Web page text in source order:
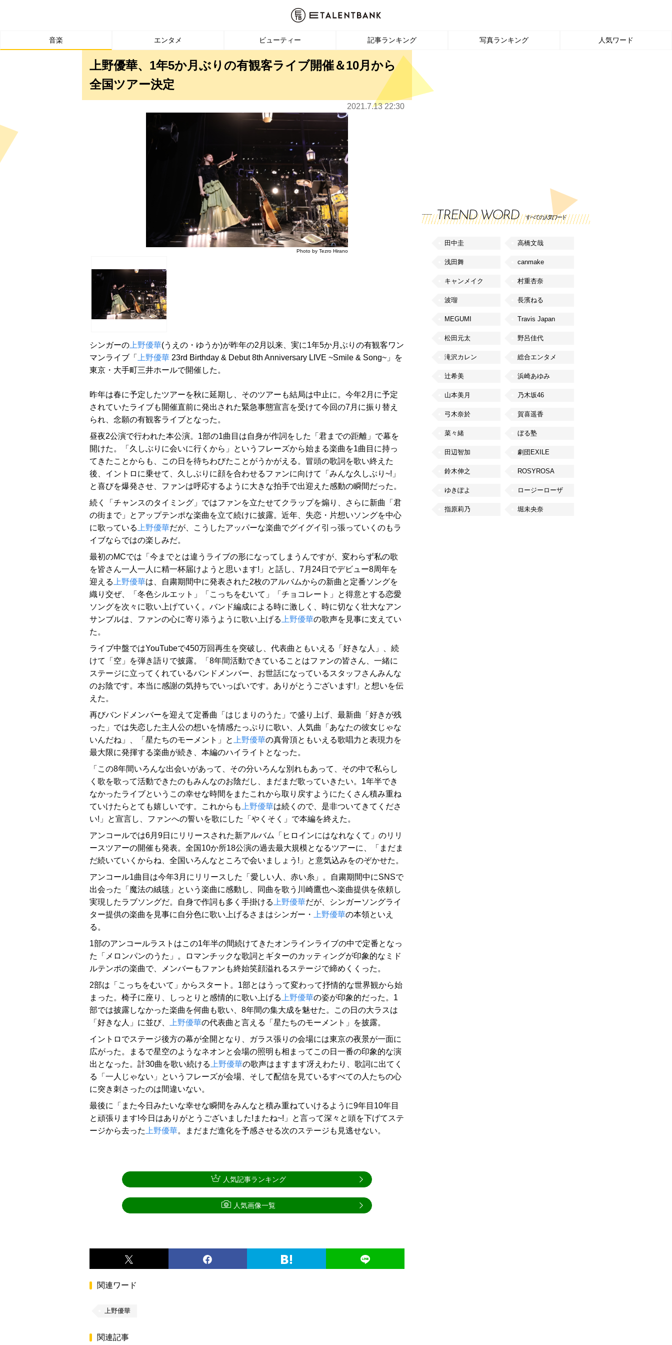
音楽 エンタメ ビューティー 記事ランキング 写真ランキング 人気ワード
上野優華、1年5か月ぶりの有観客ライブ開催＆10月から
全国ツアー決定
2021.7.13 22:30
Photo by Tezro Hirano
シンガーの 上野優華(うえの・ゆうか)が昨年の2月以来、実に1年5か月ぶりの有観客ワン
マンライブ「
上野優華 23rd Birthday & Debut 8th Anniversary LIVE ~Smile & Song~」を
東京・大手町三井ホールで開催した。
昨年は春に予定したツアーを秋に延期し、そのツアーも結局は中止に。今年2月に予定
されていたライブも開催直前に発出された緊急事態宣言を受けて今回の7月に振り替え
られ、念願の有観客ライブとなった。
昼夜2公演で行われた本公演。1部の1曲目は自身が作詞をした「君までの距離」で幕を
開けた。「久しぶりに会いに行くから」というフレーズから始まる楽曲を1曲目に持っ
てきたことからも、この日を待ちわびたことがうかがえる。冒頭の歌詞を歌い終えた
後、イントロに乗せて、久しぶりに顔を合わせるファンに向けて「みんな久しぶり~!」
と喜びを爆発させ、ファンは呼応するように大きな拍手で出迎えた感動の瞬間だった。
続く「チャンスのタイミング」ではファンを立たせてクラップを煽り、さらに新曲「君
の街まで」とアップテンポな楽曲を立て続けに披露。近年、失恋・片想いソングを中心
に歌っている 上野優華だが、こうしたアッパーな楽曲でグイグイ引っ張っていくのもラ
イブならではの楽しみだ。
最初のMCでは「今までとは違うライブの形になってしまうんですが、変わらず私の歌
を皆さん一人一人に精一杯届けようと思います!」と話し、7月24日でデビュー8周年を
迎える 上野優華は、自粛期間中に発表された2枚のアルバムからの新曲と定番ソングを
織り交ぜ、「冬色シルエット」「こっちをむいて」「チョコレート」と得意とする恋愛
ソングを次々に歌い上げていく。バンド編成による時に激しく、時に切なく壮大なアン
サンブルは、ファンの心に寄り添うように歌い上げる 上野優華の歌声を見事に支えてい
た。
ライブ中盤ではYouTubeで450万回再生を突破し、代表曲ともいえる「好きな人」、続
けて「空」を弾き語りで披露。「8年間活動できていることはファンの皆さん、一緒に
ステージに立ってくれているバンドメンバー、お世話になっているスタッフさんみんな
のお陰です。本当に感謝の気持ちでいっぱいです。ありがとうございます!」と想いを伝
えた。
再びバンドメンバーを迎えて定番曲「はじまりのうた」で盛り上げ、最新曲「好きが残
った」では失恋した主人公の想いを情感たっぷりに歌い、人気曲「あなたの彼女じゃな
いんだね」、「星たちのモーメント」と
上野優華の真骨頂ともいえる歌唱力と表現力を
最大限に発揮する楽曲が続き、本編のハイライトとなった。
「この8年間いろんな出会いがあって、その分いろんな別れもあって、その中で私らし
く歌を歌って活動できたのもみんなのお陰だし、まだまだ歌っていきたい。1年半でき
なかったライブというこの幸せな時間をまたこれから取り戻すようにたくさん積み重ね
ていけたらとても嬉しいです。これからも 上野優華は続くので、是非ついてきてくださ
い!」と宣言し、ファンへの誓いを歌にした「やくそく」で本編を終えた。
アンコールでは6月9日にリリースされた新アルバム「ヒロインにはなれなくて」のリリ
ースツアーの開催も発表。全国10か所18公演の過去最大規模となるツアーに、「まだま
だ続いていくからね、全国いろんなところで会いましょう!」と意気込みをのぞかせた。
アンコール1曲目は今年3月にリリースした「愛しい人、赤い糸」。自粛期間中にSNSで
出会った「魔法の絨毯」という楽曲に感動し、同曲を歌う川崎鷹也へ楽曲提供を依頼し
実現したラブソングだ。自身で作詞も多く手掛ける 上野優華だが、シンガーソングライ
ター提供の楽曲を見事に自分色に歌い上げるさまはシンガー・
上野優華の本領といえ
る。
1部のアンコールラストはこの1年半の間続けてきたオンラインライブの中で定番となっ
た「メロンパンのうた」。ロマンチックな歌詞とギターのカッティングが印象的なミド
ルテンポの楽曲で、メンバーもファンも終始笑顔溢れるステージで締めくくった。
2部は「こっちをむいて」からスタート。1部とはうって変わって抒情的な世界観から始
まった。椅子に座り、しっとりと感情的に歌い上げる 上野優華の姿が印象的だった。1
部では披露しなかった楽曲を何曲も歌い、8年間の集大成を魅せた。この日の大ラスは
「好きな人」に並び、
上野優華の代表曲と言える「星たちのモーメント」を披露。
イントロでステージ後方の幕が全開となり、ガラス張りの会場には東京の夜景が一面に
広がった。まるで星空のようなネオンと会場の照明も相まってこの日一番の印象的な演
出となった。計30曲を歌い続ける 上野優華の歌声はますます冴えわたり、歌詞に出てく
る「一人じゃない」というフレーズが会場、そして配信を見ているすべての人たちの心
に突き刺さったのは間違いない。
最後に「また今日みたいな幸せな瞬間をみんなと積み重ねていけるように9年目10年目
と頑張ります!今日はありがとうございました!またね~!」と言って深々と頭を下げてステ
ージから去った 上野優華。まだまだ進化を予感させる次のステージも見逃せない。
関連ワード
上野優華
関連記事
人気記事ランキング
人気画像一覧
TREND WORD すべての人気ワード
田中圭 高橋文哉
浅田舞 canmake
キャンメイク 村重杏奈
波瑠 長濱ねる
MEGUMI Travis Japan
松田元太 野呂佳代
滝沢カレン 総合エンタメ
辻希美 浜崎あゆみ
山本美月 乃木坂46
弓木奈於 賀喜遥香
菜々緒 ぼる塾
田辺智加 劇団EXILE
鈴木伸之 ROSYROSA
ゆきぽよ ロージーローザ
指原莉乃 堀未央奈